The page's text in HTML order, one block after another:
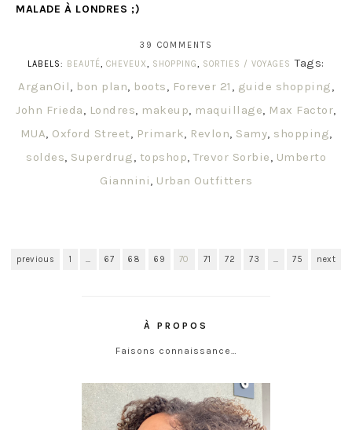
MALADE À LONDRES ;)
39 COMMENTS
LABELS: BEAUTÉ,CHEVEUX, SHOPPING, SORTIES / VOYAGES Tags:
ArganOil, bon plan, boots, Forever 21 , guide shopping,
John Frieda, Londres, makeup, maquillage, Max Factor,
MUA, Oxford Street, Primark, Revlon, Samy, shopping,
soldes, Superdrug, topshop, Trevor Sorbie, Umberto
Giannini, Urban Outfitters
previous 1 … 67 68 69 70 71 72 73 … 75 next
À PROPOS
Faisons connaissance…